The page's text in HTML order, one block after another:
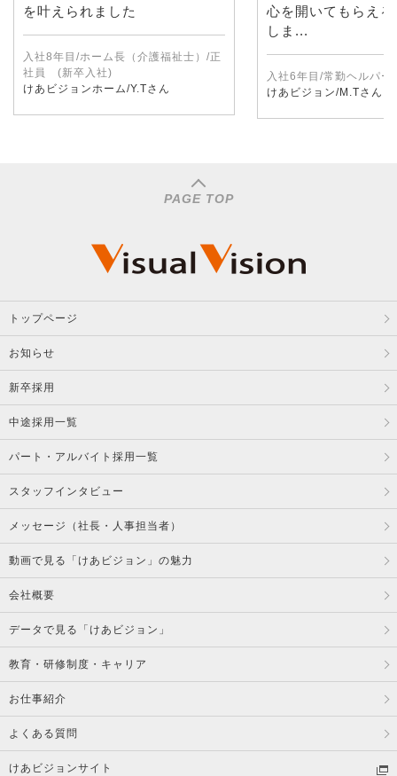
を叶えられました
入社8年目/ホーム長（介護福祉士）/正
社員 (新卒入社)
けあビジョンホーム/Y.Tさん
心を開いてもらえ
しま...
入社6年目/常勤ヘルパー
けあビジョン/M.Tさん
PAGE TOP
トップページ
お知らせ
新卒採用
中途採用一覧
パート・アルバイト採用一覧
スタッフインタビュー
メッセージ（社長・人事担当者）
動画で見る「けあビジョン」の魅力
会社概要
データで見る「けあビジョン」
教育・研修制度・キャリア
お仕事紹介
よくある質問
けあビジョンサイト